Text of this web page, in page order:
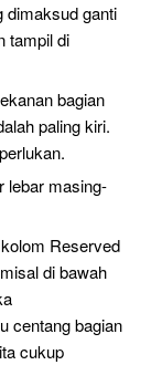
dimaksud ganti
tampil di
bagian
paling kiri.
lebar masing-
Reserved
di bawah
centang bagian
cukup